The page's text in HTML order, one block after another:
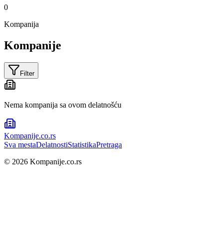
0
Kompanija
Kompanije
Filter
Nema kompanija sa ovom delatnošću
Kompanije.co.rs
Sva mestaDelatnostiStatistikaPretraga
© 2026 Kompanije.co.rs